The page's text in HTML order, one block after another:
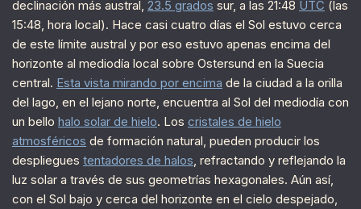
declinación más austral, 23.5 grados sur, a las 21:48 UTC (las
15:48, hora local). Hace casi cuatro días el Sol estuvo cerca
de este límite austral y por eso estuvo apenas encima del
horizonte al mediodía local sobre Ostersund en la Suecia
central. Esta vista mirando por encima de la ciudad a la orilla
del lago, en el lejano norte, encuentra al Sol del mediodía con
un bello halo solar de hielo. Los cristales de hielo
atmosféricos de formación natural, pueden producir los
despliegues tentadores de halos, refractando y reflejando la
luz solar a través de sus geometrías hexagonales. Aún así,
con el Sol bajo y cerca del horizonte en el cielo despejado,